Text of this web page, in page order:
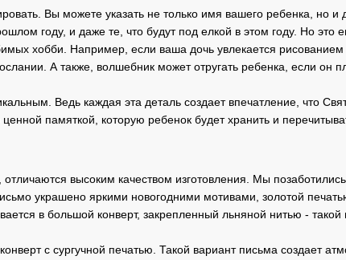
Вы можете указать не только имя вашего ребенка, но и
году, и даже те, что будут под елкой в этом году. Но это
хобби. Например, если ваша дочь увлекается
А также, волшебник может отругать ребенка, если он
Ведь каждая эта деталь создает впечатление, что
памяткой, которую ребенок будет хранить и
высоким качеством изготовления. Мы
украшено яркими новогодними мотивами, золотой
в большой конверт, закрепленный льняной нитью -
с сургучной печатью. Такой вариант письма создает